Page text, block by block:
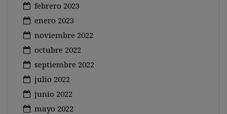
febrero 2023
enero 2023
noviembre 2022
octubre 2022
septiembre 2022
julio 2022
junio 2022
mayo 2022